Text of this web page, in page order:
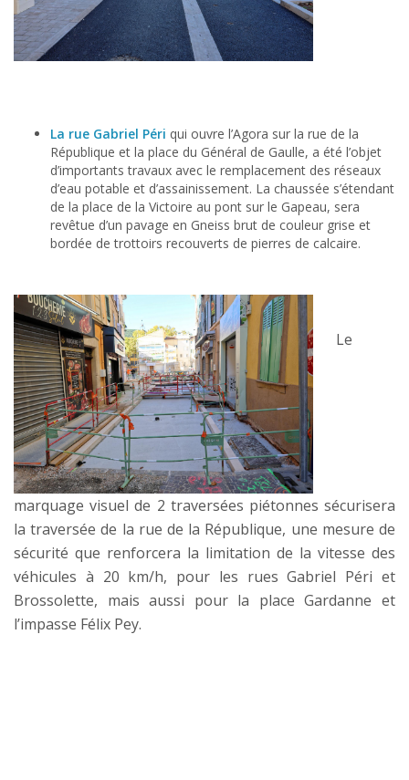
La rue Gabriel Péri qui ouvre l’Agora sur la rue de la
République et la place du Général de Gaulle, a été l’objet
d’importants travaux avec le remplacement des réseaux
d’eau potable et d’assainissement. La chaussée s’étendant
de la place de la Victoire au pont sur le Gapeau, sera
revêtue d’un pavage en Gneiss brut de couleur grise et
bordée de trottoirs recouverts de pierres de calcaire.
Le
marquage visuel de 2 traversées piétonnes sécurisera
la traversée de la rue de la République, une mesure de
sécurité que renforcera la limitation de la vitesse des
véhicules à 20 km/h, pour les rues Gabriel Péri et
Brossolette, mais aussi pour la place Gardanne et
l’impasse Félix Pey.